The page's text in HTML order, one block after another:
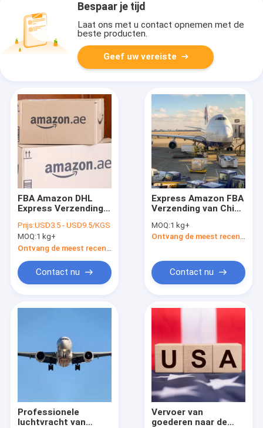
Bespaar je tijd
Laat ons met u contact opnemen met de
beste producten.
Geef uw vereiste
FBA Amazon DHL
Express Verzending
Snelle
leveringssnelheid
Prijs:USD3.5 - USD9.5/KGS
MOQ:1 kg+
Contact nu
Express Amazon FBA
Verzending van China
Amazon Freight
Forwarder
MOQ:1 kg+
Ontvang de meest recente Prijs
Contact nu
Professionele
luchtvracht van
Vervoer van
goederen naar de